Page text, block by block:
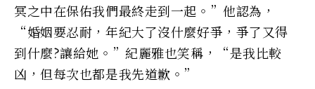
冥之中在保佑我們最終走到一起。”他認為，
“婚姻要忍耐，年紀大了沒什麼好爭，爭了又得
到什麼?讓給她。”紀麗雅也笑稱，“是我比較
凶，但每次也都是我先道歉。”